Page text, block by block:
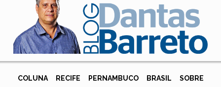
COLUNA RECIFE PERNAMBUCO BRASIL SOBRE